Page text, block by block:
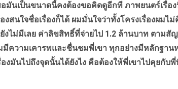
เป็นขนาดนี้คงต้องขอคิดดูอีกที ภาพยนตร์เรื่อง
นใจชื่อเรื่องก็ได้ ผมมั่นใจว่าทั้งโครงเรื่องผมไม่
งไม่มีเลย ค่าลิขสิทธิ์ที่จ่ายไป 1.2 ล้านบาท ตามสั
มีความเคารพและชื่นชมพี่เขา ทุกอย่างมีหลักฐาน
มันไปถึงจุดนั้นได้ยังไง คือต้องให้พี่เขาไปคุยกับพี่